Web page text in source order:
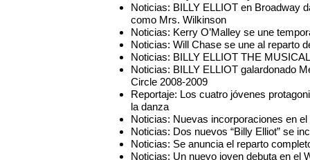
Noticias: BILLY ELLIOT en Broadway
como Mrs. Wilkinson
Noticias: Kerry O’Malley se une
Noticias: Will Chase se une al reparto
Noticias: BILLY ELLIOT THE
Noticias: BILLY ELLIOT galardonado
Circle 2008-2009
Reportaje: Los cuatro jóvenes
la danza
Noticias: Nuevas incorporaciones en
Noticias: Dos nuevos “Billy Elliot” se
Noticias: Se anuncia el reparto
Noticias: Un nuevo joven debuta en el